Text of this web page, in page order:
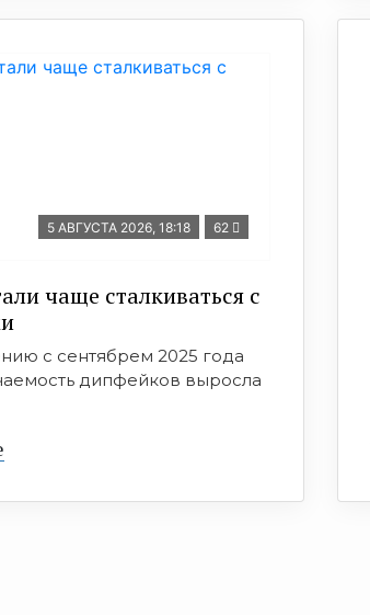
5 АВГУСТА 2026, 18:18 62
чаще сталкиваться с
с сентябрем 2025 года
дипфейков выросла